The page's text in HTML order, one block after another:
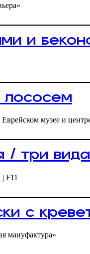
и
лососем
музее и центре
/ три
F11
с
мануфактура»